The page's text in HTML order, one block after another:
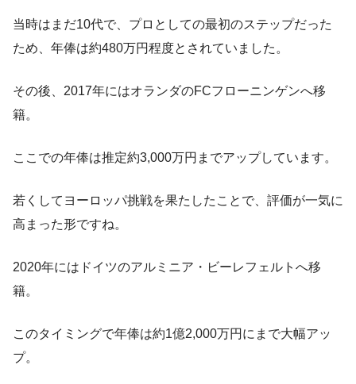
当時はまだ10代で、プロとしての最初のステップだった
ため、年俸は約480万円程度とされていました。
その後、2017年にはオランダのFCフローニンゲンへ移
籍。
ここでの年俸は推定約3,000万円までアップしています。
若くしてヨーロッパ挑戦を果たしたことで、評価が一気に
高まった形ですね。
2020年にはドイツのアルミニア・ビーレフェルトへ移
籍。
このタイミングで年俸は約1億2,000万円にまで大幅アッ
プ。